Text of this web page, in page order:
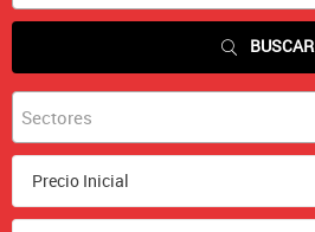
BUSCAR
Sectores